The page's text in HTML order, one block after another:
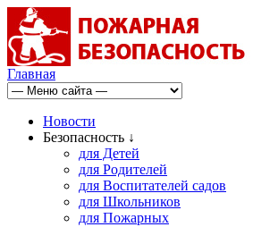
Главная
Новости
Безопасность ↓
для Детей
для Родителей
для Воспитателей садов
для Школьников
для Пожарных